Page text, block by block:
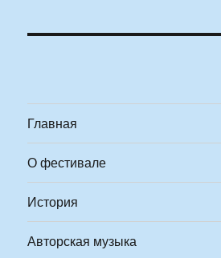
Главная
О фестивале
История
Авторская музыка